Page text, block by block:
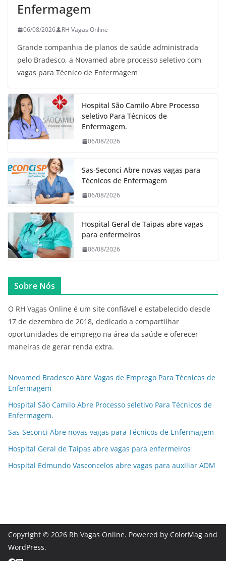
Enfermagem
06/08/2026 RH Vagas Online
Grande companhia de planos de saúde administrada
pelo Bradesco, a Novamed abre processo seletivo com
vagas para Técnico de Enfermagem
Hospital São Camilo Abre Processo
seletivo Para Técnicos de
Enfermagem.
06/08/2026
Sas-Seconci Abre novas vagas para
Técnicos de Enfermagem
06/08/2026
Hospital Geral de Taipas abre vagas
para enfermeiros
06/08/2026
Sobre Nós
O RH Vagas Online é um site confiável e estabelecido desde
17 de dezembro de 2018, dedicado a compartilhar
oportunidades de emprego na área da saúde e oferecer
maneiras de gerar renda extra.
Novamed Bradesco Abre Vagas de Emprego Para Técnicos de
Enfermagem
Hospital São Camilo Abre Processo seletivo Para Técnicos de
Enfermagem.
Sas-Seconci Abre novas vagas para Técnicos de Enfermagem
Hospital Geral de Taipas abre vagas para enfermeiros
Hospital Edmundo Vasconcelos abre vagas para auxiliar ADM
Copyright © 2026 Rh Vagas Online. Powered by ColorMag and
WordPress.